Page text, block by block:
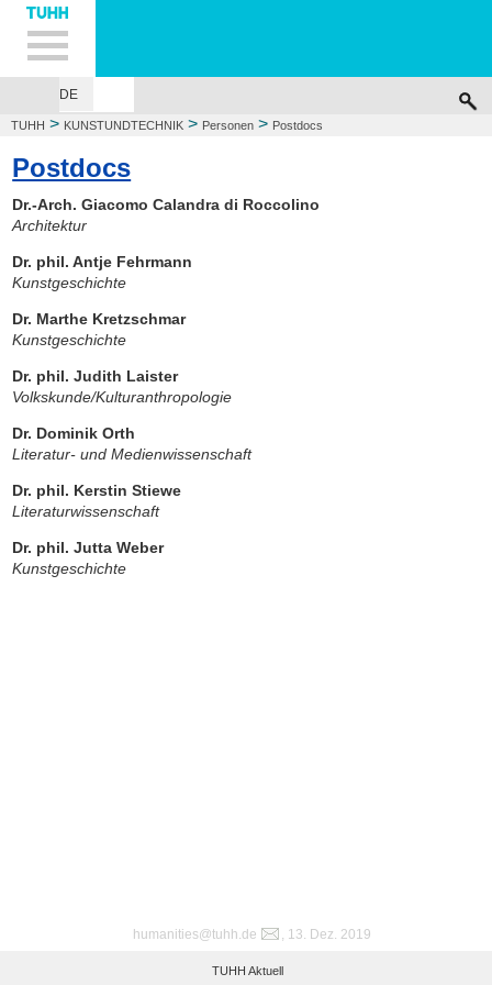
Hauptnavigation
Unternavigation
Inhalt
Suche
DE
TUHH > KUNSTUNDTECHNIK > Personen > Postdocs
Postdocs
Dr.-Arch. Giacomo Calandra di Roccolino
Architektur
Dr. phil. Antje Fehrmann
Kunstgeschichte
Dr. Marthe Kretzschmar
Kunstgeschichte
Dr. phil. Judith Laister
Volkskunde/Kulturanthropologie
Dr. Dominik Orth
Literatur- und Medienwissenschaft
Dr. phil. Kerstin Stiewe
Literaturwissenschaft
Dr. phil. Jutta Weber
Kunstgeschichte
humanities@tuhh.de , 13. Dez. 2019
TUHH Aktuell